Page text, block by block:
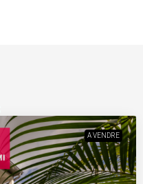
A VENDRE